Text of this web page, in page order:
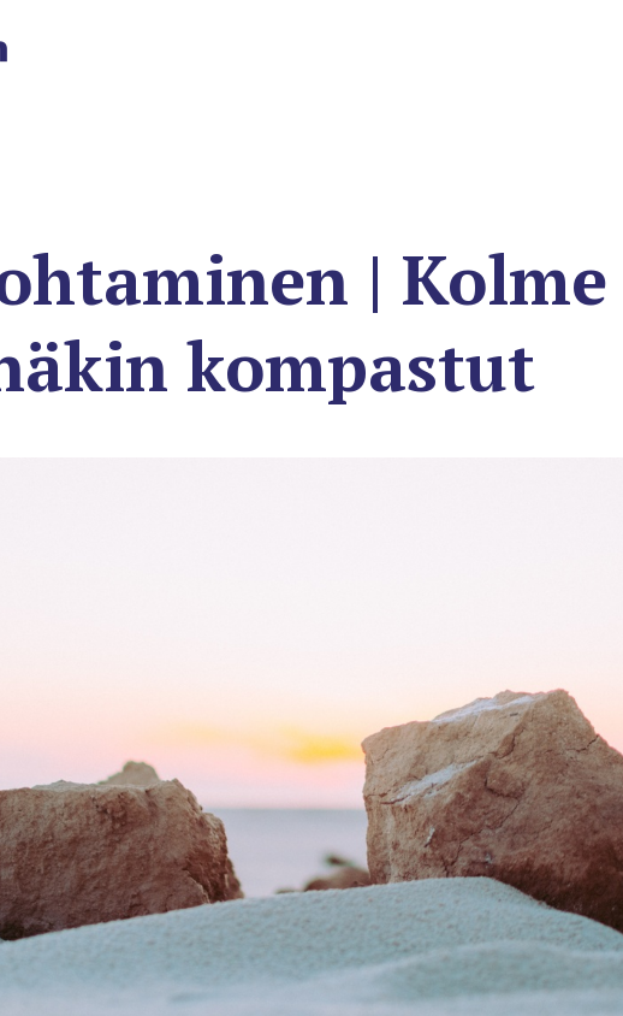
|
kompastut